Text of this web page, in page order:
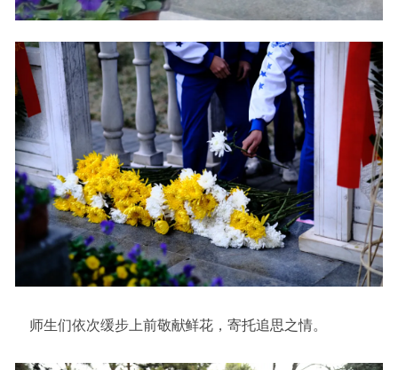
师生们依次缓步上前敬献鲜花，寄托追思之情。